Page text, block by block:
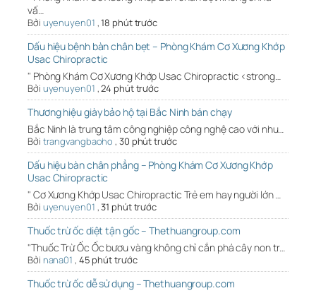
vấ…
Bởi uyenuyen01 ,18 phút trước
Dấu hiệu bệnh bàn chân bẹt – Phòng Khám Cơ Xương Khớp
Usac Chiropractic
" Phòng Khám Cơ Xương Khớp Usac Chiropractic <strong…
Bởi uyenuyen01 ,24 phút trước
Thương hiệu giày bảo hộ tại Bắc Ninh bán chạy
Bắc Ninh là trung tâm công nghiệp công nghệ cao với nhu…
Bởi trangvangbaoho , 30 phút trước
Dấu hiệu bàn chân phẳng – Phòng Khám Cơ Xương Khớp
Usac Chiropractic
" Cơ Xương Khớp Usac Chiropractic Trẻ em hay người lớn …
Bởi uyenuyen01 ,31 phút trước
Thuốc trừ ốc diệt tận gốc – Thethuangroup.com
"Thuốc Trừ Ốc Ốc bươu vàng không chỉ cắn phá cây non tr…
Bởi nana01 , 45 phút trước
Thuốc trừ ốc dễ sử dụng – Thethuangroup.com